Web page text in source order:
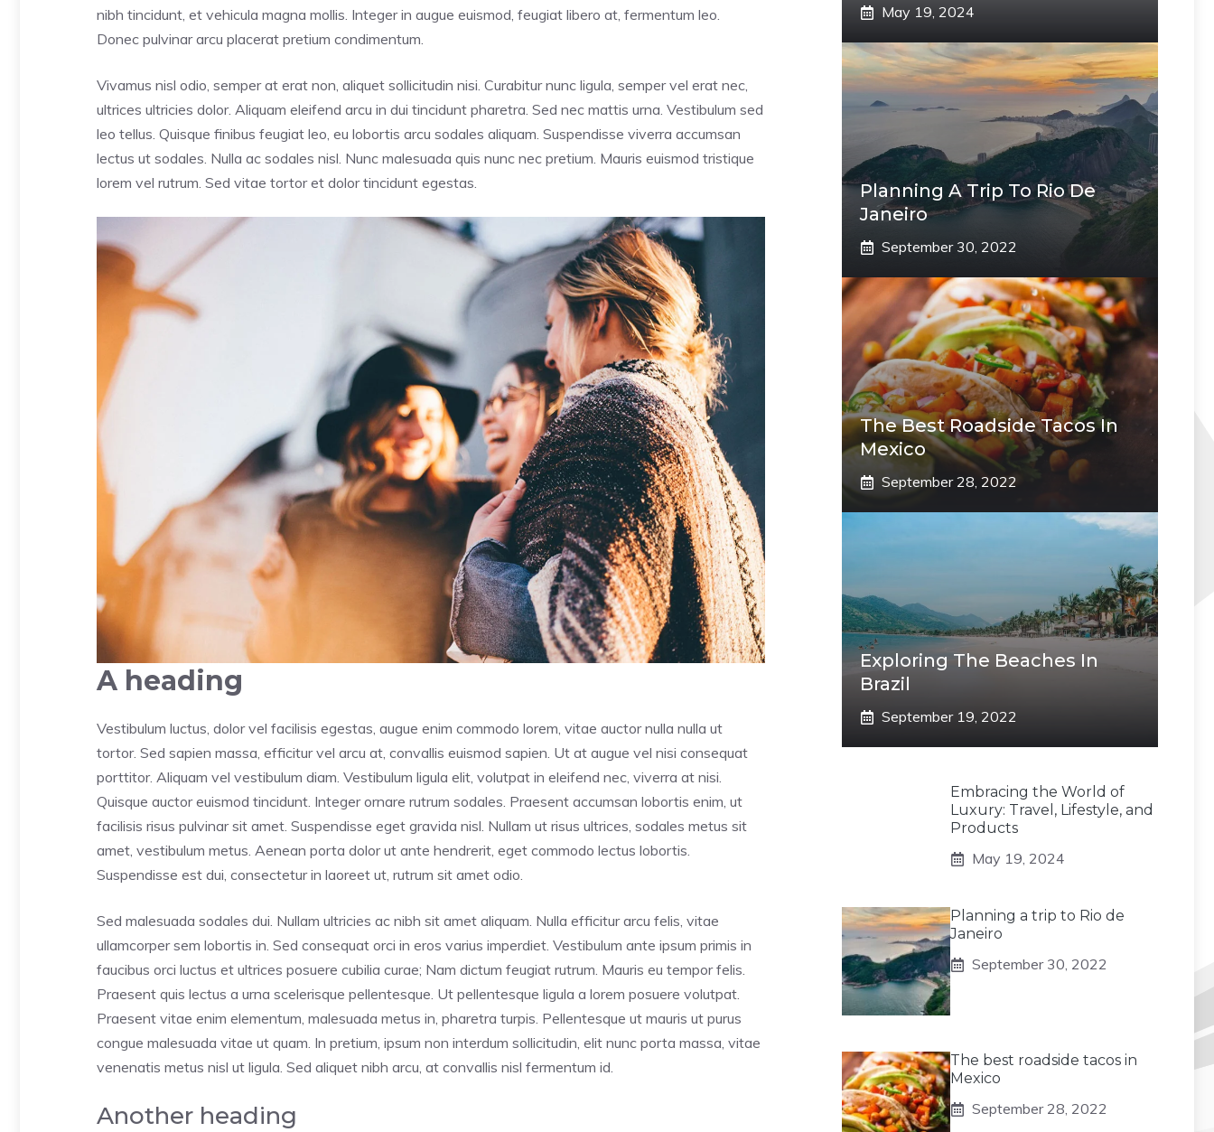
nibh tincidunt, et vehicula magna mollis. Integer in augue euismod, feugiat libero at, fermentum leo.
Donec pulvinar arcu placerat pretium condimentum.
Vivamus nisl odio, semper at erat non, aliquet sollicitudin nisi. Curabitur nunc ligula, semper vel erat nec,
ultrices ultricies dolor. Aliquam eleifend arcu in dui tincidunt pharetra. Sed nec mattis urna. Vestibulum sed
leo tellus. Quisque finibus feugiat leo, eu lobortis arcu sodales aliquam. Suspendisse viverra accumsan
lectus ut sodales. Nulla ac sodales nisl. Nunc malesuada quis nunc nec pretium. Mauris euismod tristique
lorem vel rutrum. Sed vitae tortor et dolor tincidunt egestas.
A heading
Vestibulum luctus, dolor vel facilisis egestas, augue enim commodo lorem, vitae auctor nulla nulla ut
tortor. Sed sapien massa, efficitur vel arcu at, convallis euismod sapien. Ut at augue vel nisi consequat
porttitor. Aliquam vel vestibulum diam. Vestibulum ligula elit, volutpat in eleifend nec, viverra at nisi.
Quisque auctor euismod tincidunt. Integer ornare rutrum sodales. Praesent accumsan lobortis enim, ut
facilisis risus pulvinar sit amet. Suspendisse eget gravida nisl. Nullam ut risus ultrices, sodales metus sit
amet, vestibulum metus. Aenean porta dolor ut ante hendrerit, eget commodo lectus lobortis.
Suspendisse est dui, consectetur in laoreet ut, rutrum sit amet odio.
Sed malesuada sodales dui. Nullam ultricies ac nibh sit amet aliquam. Nulla efficitur arcu felis, vitae
ullamcorper sem lobortis in. Sed consequat orci in eros varius imperdiet. Vestibulum ante ipsum primis in
faucibus orci luctus et ultrices posuere cubilia curae; Nam dictum feugiat rutrum. Mauris eu tempor felis.
Praesent quis lectus a urna scelerisque pellentesque. Ut pellentesque ligula a lorem posuere volutpat.
Praesent vitae enim elementum, malesuada metus in, pharetra turpis. Pellentesque ut mauris ut purus
congue malesuada vitae ut quam. In pretium, ipsum non interdum sollicitudin, elit nunc porta massa, vitae
venenatis metus nisl ut ligula. Sed aliquet nibh arcu, at convallis nisl fermentum id.
Another heading
May 19, 2024
Planning A Trip To Rio De
Janeiro
September 30, 2022
The Best Roadside Tacos In
Mexico
September 28, 2022
Exploring The Beaches In
Brazil
September 19, 2022
Embracing the World of
Luxury: Travel, Lifestyle, and
Products
May 19, 2024
Planning a trip to Rio de
Janeiro
September 30, 2022
The best roadside tacos in
Mexico
September 28, 2022